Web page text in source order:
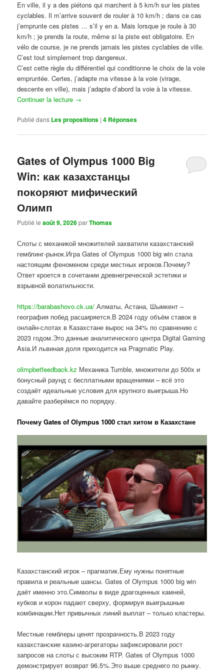
En ville, il y a des piétons qui marchent à 5 km/h sur les pistes
cyclables. Il m’arrive souvent de rouler à 10 km/h ; dans ce cas
j’emprunte ces pistes … s’il y en a. Mais lorsque je roule à 30
km/h ; je prends la route, même si la piste est obligatoire. En
vélo de course, je ne prends jamais les pistes cyclables de ville.
C’est tout simplement trop dangereux.
C’est cette règle du différentiel qui conditionne le choix de la voie
empruntée. Certes, j’adapte ma vitesse à la voie (virage,
descente en ville), mais j’adapte d’abord la voie à la vitesse.
Continuer la lecture →
Publié dans Les propositions |4 Réponses
Gates of Olympus 1000 Big
Win: как казахстанцы
покоряют мифический
Олимп
Publié leaoût 9, 2026parThomas
Слоты с механикой множителей захватили казахстанский
гемблинг-рынок.Игра Gates of Olympus 1000 big win стала
настоящим феноменом среди местных игроков.Почему?
Ответ кроется в сочетании древнегреческой эстетики и
взрывной волатильности.
https://barabashovo.ck.ua/ Алматы, Астана, Шымкент –
география побед расширяется.В 2024 году объём ставок в
онлайн-слотах в Казахстане вырос на 34% по сравнению с
2023 годом.Это данные аналитического центра Digital Gaming
Asia.И львиная доля приходится на Pragmatic Play.
olimpbetfeedback.kz Механика Tumble, множители до 500x и
бонусный раунд с бесплатными вращениями – всё это
создаёт идеальные условия для крупного выигрыша.Но
давайте разберёмся по порядку.
Почему Gates of Olympus 1000 стал хитом в Казахстане
Казахстанский игрок – прагматик.Ему нужны понятные
правила и реальные шансы. Gates of Olympus 1000 big win
даёт именно это.Символы в виде драгоценных камней,
кубков и корон падают сверху, формируя выигрышные
комбинации.Нет привычных линий выплат – только кластеры.
Местные гемблеры ценят прозрачность.В 2023 году
казахстанские казино-агрегаторы зафиксировали рост
запросов на слоты с высоким RTP. Gates of Olympus 1000
демонстрирует возврат 96.5%.Это выше среднего по рынку.